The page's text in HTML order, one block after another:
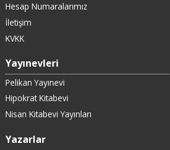
Hesap Numaralarımız
İletişim
KVKK
Yayınevleri
Pelikan Yayınevi
Hipokrat Kitabevi
Nisan Kitabevi Yayınları
Yazarlar